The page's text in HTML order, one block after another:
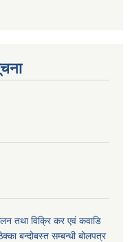
तथा विक्रि कर एवं कवाडि
बन्दोबस्त सम्बन्धी बोलपत्र